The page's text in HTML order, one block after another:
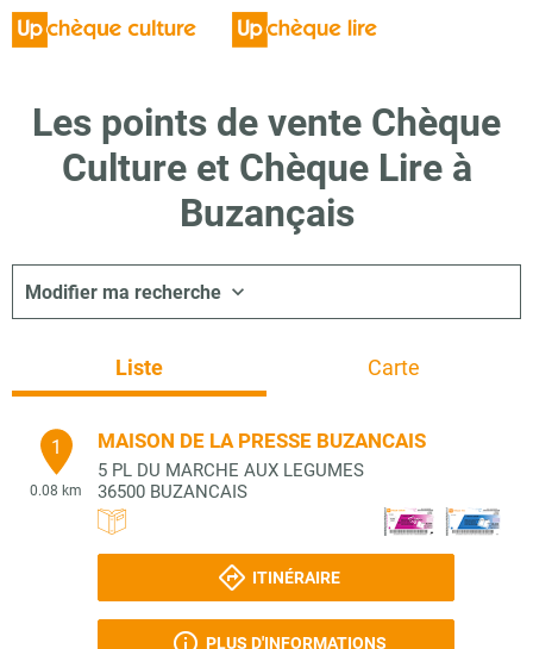
Les points de vente Chèque
Culture et Chèque Lire à
Buzançais
Modifier ma recherche
Liste Carte
1
0.08 km
MAISON DE LA PRESSE BUZANCAIS
5 PL DU MARCHE AUX LEGUMES
36500 BUZANCAIS
ITINÉRAIRE
PLUS D'INFORMATIONS